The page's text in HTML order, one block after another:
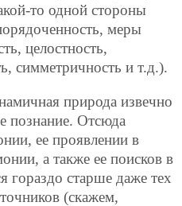
то одной стороны
меры
целостность,
симметричность и т.д.).
природа извечно
познание. Отсюда
ее проявлении в
а также ее поисков в
гораздо старше даже тех
(скажем,